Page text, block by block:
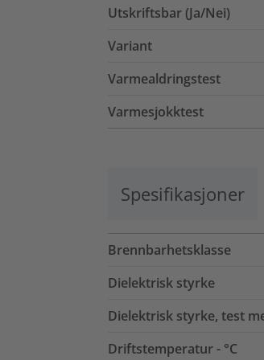
Utskriftsbar (Ja/Nei)
Variant
Varmealdringstest
Varmesjokktest
Spesifikasjoner
Brennbarhetsklasse
Dielektrisk styrke
Dielektrisk styrke, test
Driftstemperatur - °C